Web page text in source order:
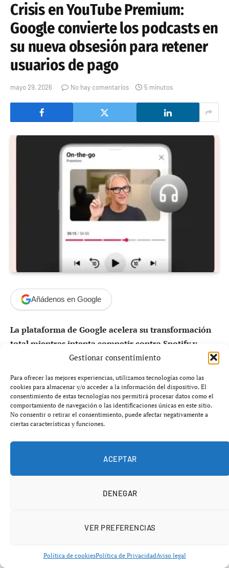
Gestionar consentimiento
Para ofrecer las mejores experiencias, utilizamos tecnologías como las
cookies para almacenar y/o acceder a la información del dispositivo. El
consentimiento de estas tecnologías nos permitirá procesar datos como el
comportamiento de navegación o las identificaciones únicas en este sitio.
No consentir o retirar el consentimiento, puede afectar negativamente a
ciertas características y funciones.
ACEPTAR
DENEGAR
VER PREFERENCIAS
Política de cookiesPolítica de PrivacidadAviso legal
Crisis en YouTube Premium:
Google convierte los podcasts en
su nueva obsesión para retener
usuarios de pago
mayo 29, 2026 No hay comentarios 5 minutos
Añádenos en Google
La plataforma de Google acelera su transformación
total mientras intenta competir contra Spotify y
Apple Podcasts con nuevas funciones exclusivas para
Lo que parecía una simple plataforma de vídeos está
cambiando de forma radical.YouTube ya no quiere ser
solo YouTube. Google ha decidido convertir su servicio
en un gigantesco ecosistema multimedia donde los